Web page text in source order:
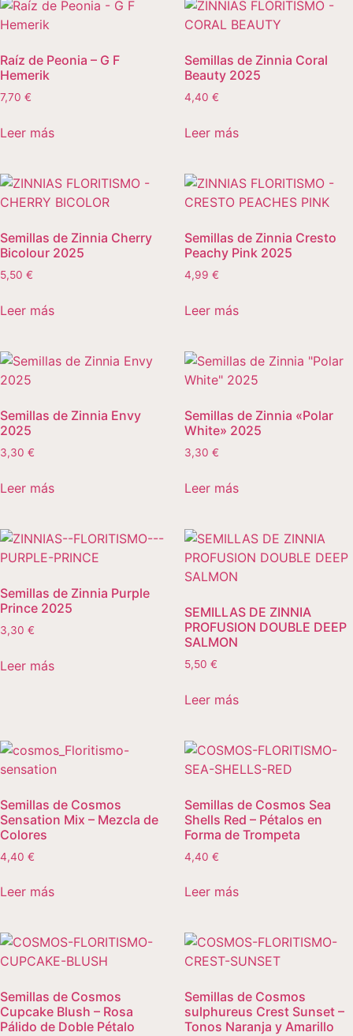
Raíz de Peonia – G F
Hemerik
7,70 €
Leer más
Semillas de Zinnia Coral
Beauty 2025
4,40 €
Leer más
Semillas de Zinnia Cherry
Bicolour 2025
5,50 €
Leer más
Semillas de Zinnia Cresto
Peachy Pink 2025
4,99 €
Leer más
Semillas de Zinnia Envy
2025
3,30 €
Leer más
Semillas de Zinnia «Polar
White» 2025
3,30 €
Leer más
Semillas de Zinnia Purple
Prince 2025
3,30 €
Leer más
SEMILLAS DE ZINNIA
PROFUSION DOUBLE DEEP
SALMON
5,50 €
Leer más
Semillas de Cosmos
Sensation Mix – Mezcla de
Colores
4,40 €
Leer más
Semillas de Cosmos Sea
Shells Red – Pétalos en
Forma de Trompeta
4,40 €
Leer más
Semillas de Cosmos
Cupcake Blush – Rosa
Pálido de Doble Pétalo
Semillas de Cosmos
sulphureus Crest Sunset –
Tonos Naranja y Amarillo